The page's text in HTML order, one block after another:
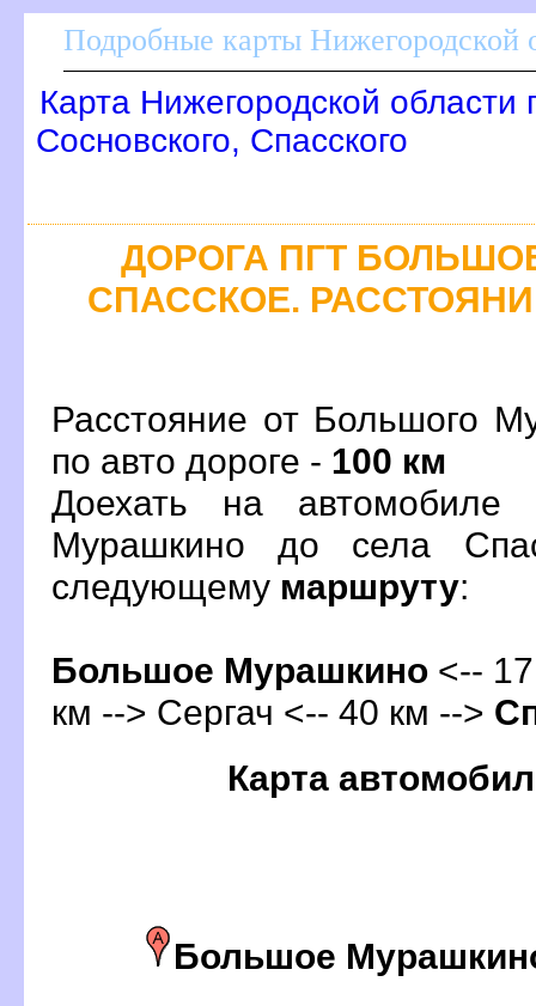
Подробные карты Нижегородской
Карта Нижегородской области
Сосновского, Спасского
ДОРОГА ПГТ
СПАССКОЕ.
Расстояние от Большого
по авто дороге - 100 км
Доехать на
Мурашкино до села
следующему маршруту:
Большое Мурашкино <--
км --> Сергач <-- 40 км -->
Карта
Большое